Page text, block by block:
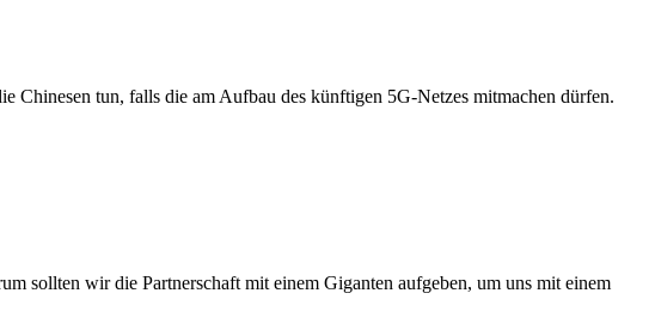
tun, falls die am Aufbau des künftigen 5G-Netzes mitmachen dürfen.
sollten wir die Partnerschaft mit einem Giganten aufgeben, um uns mit einem